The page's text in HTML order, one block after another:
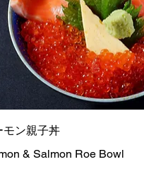
モン親子丼
& Salmon Roe Bowl